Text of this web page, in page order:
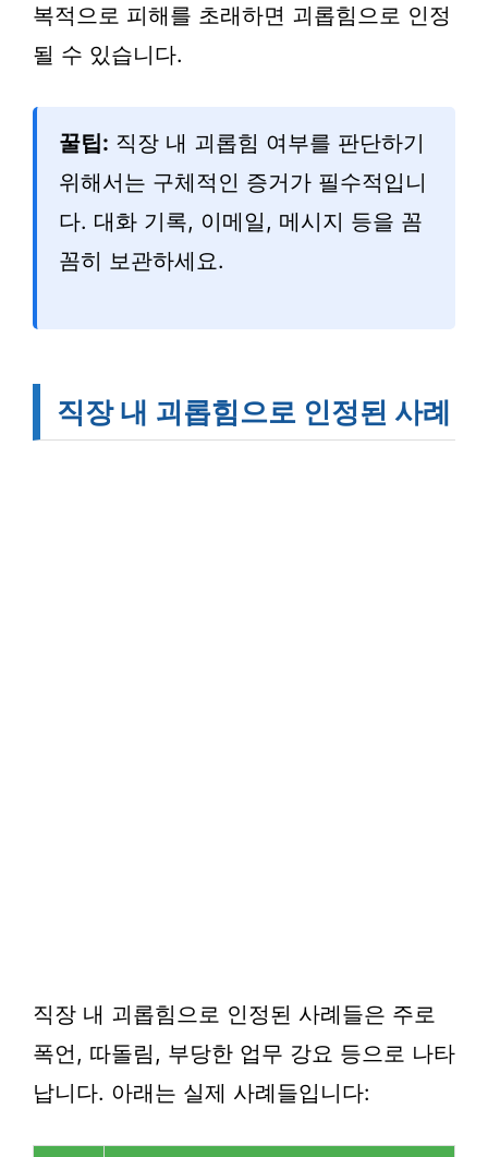
복적으로 피해를 초래하면 괴롭힘으로 인정
될 수 있습니다.
꿀팁: 직장 내 괴롭힘 여부를 판단하기
위해서는 구체적인 증거가 필수적입니
다. 대화 기록, 이메일, 메시지 등을 꼼
꼼히 보관하세요.
직장 내 괴롭힘으로 인정된 사례
직장 내 괴롭힘으로 인정된 사례들은 주로
폭언, 따돌림, 부당한 업무 강요 등으로 나타
납니다. 아래는 실제 사례들입니다: